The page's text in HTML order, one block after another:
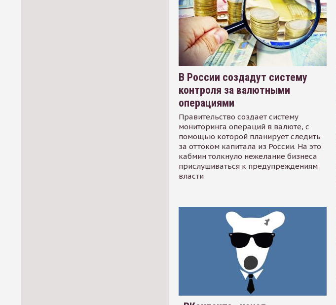
В России создадут систему
контроля за валютными
операциями
Правительство создает систему
мониторинга операций в валюте, с
помощью которой планирует следить
за оттоком капитала из России. На это
кабмин толкнуло нежелание бизнеса
прислушиваться к предупреждениям
власти